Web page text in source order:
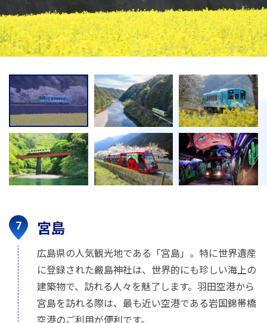
宮島
広島県の人気観光地である「宮島」。特に世界遺産
に登録された嚴島神社は、世界的にも珍しい海上の
建築物で、訪れる人々を魅了します。羽田空港から
宮島を訪れる際は、最も近い空港である岩国錦帯橋
空港のご利用が便利です。